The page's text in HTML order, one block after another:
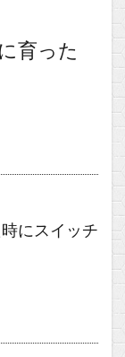
育った
にスイッチ